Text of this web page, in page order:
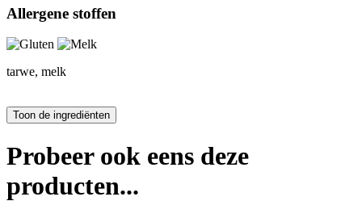
Allergene stoffen
tarwe, melk
Probeer ook eens deze
producten...